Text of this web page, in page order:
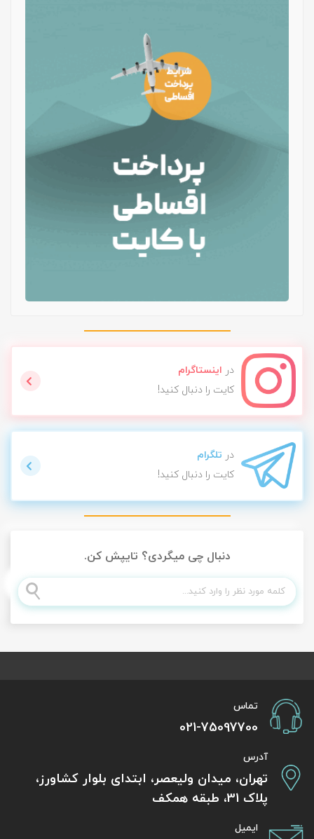
در اینستاگرام
کایت را دنبال کنید!
در تلگرام
کایت را دنبال کنید!
دنبال چی میگردی؟ تایپش کن.
تماس
021-75097700
آدرس
تهران، میدان ولیعصر، ابتدای بلوار کشاورز،
پلاک 31، طبقه همکف
ایمیل